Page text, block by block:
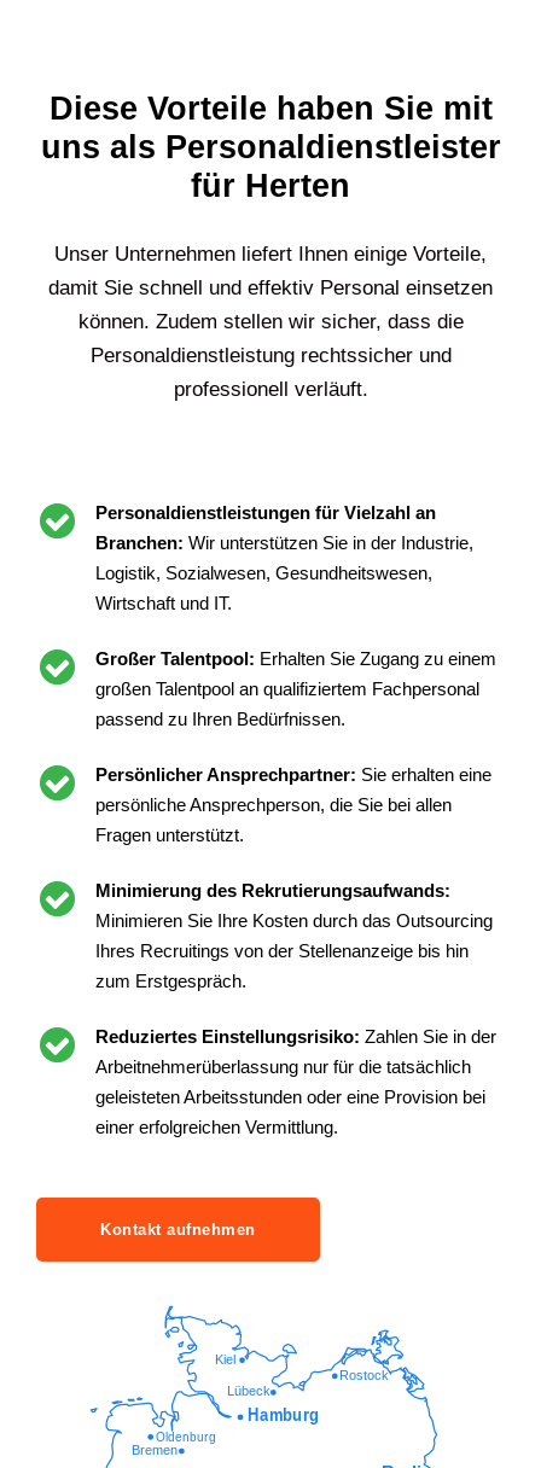
Diese Vorteile haben Sie mit
uns als Personaldienstleister
für Herten
Unser Unternehmen liefert Ihnen einige Vorteile,
damit Sie schnell und effektiv Personal einsetzen
können. Zudem stellen wir sicher, dass die
Personaldienstleistung rechtssicher und
professionell verläuft.
Personaldienstleistungen für Vielzahl an
Branchen: Wir unterstützen Sie in der Industrie,
Logistik, Sozialwesen, Gesundheitswesen,
Wirtschaft und IT.
Großer Talentpool: Erhalten Sie Zugang zu einem
großen Talentpool an qualifiziertem Fachpersonal
passend zu Ihren Bedürfnissen.
Persönlicher Ansprechpartner: Sie erhalten eine
persönliche Ansprechperson, die Sie bei allen
Fragen unterstützt.
Minimierung des Rekrutierungsaufwands:
Minimieren Sie Ihre Kosten durch das Outsourcing
Ihres Recruitings von der Stellenanzeige bis hin
zum Erstgespräch.
Reduziertes Einstellungsrisiko: Zahlen Sie in der
Arbeitnehmerüberlassung nur für die tatsächlich
geleisteten Arbeitsstunden oder eine Provision bei
einer erfolgreichen Vermittlung.
Kontakt aufnehmen
Oldenburg
Lübeck
Rostock
Kiel
Bremen
Hamburg